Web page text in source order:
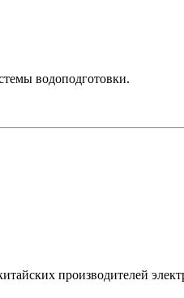
водоподготовки.
производителей